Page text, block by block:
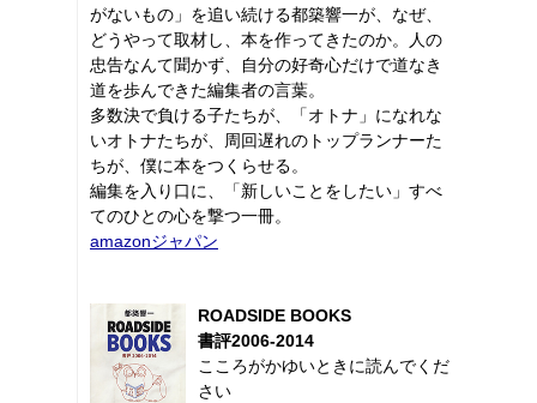
がないもの」を追い続ける都築響一が、なぜ、
どうやって取材し、本を作ってきたのか。人の
忠告なんて聞かず、自分の好奇心だけで道なき
道を歩んできた編集者の言葉。
多数決で負ける子たちが、「オトナ」になれな
いオトナたちが、周回遅れのトップランナーた
ちが、僕に本をつくらせる。
編集を入り口に、「新しいことをしたい」すべ
てのひとの心を撃つ一冊。
amazonジャパン
ROADSIDE BOOKS
書評2006-2014
こころがかゆいときに読んでくだ
さい